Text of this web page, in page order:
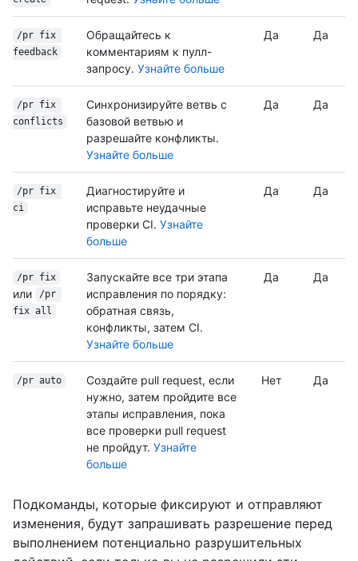
/pr fix
feedback
Обращайтесь к
комментариям к пулл-
запросу. Узнайте больше
Да Да
/pr fix
conflicts
Синхронизируйте ветвь с
базовой ветвью и
разрешайте конфликты.
Узнайте больше
Да Да
/pr fix
ci
Диагностируйте и
исправьте неудачные
проверки CI. Узнайте
больше
Да Да
/pr fix
или
/pr
fix all
Запускайте все три этапа
исправления по порядку:
обратная связь,
конфликты, затем CI.
Узнайте больше
Да Да
/pr auto
Создайте pull request, если
нужно, затем пройдите все
этапы исправления, пока
все проверки pull request
не пройдут. Узнайте
больше
Нет Да
Подкоманды, которые фиксируют и отправляют
изменения, будут запрашивать разрешение перед
выполнением потенциально разрушительных